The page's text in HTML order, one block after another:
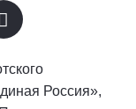
Россия»,